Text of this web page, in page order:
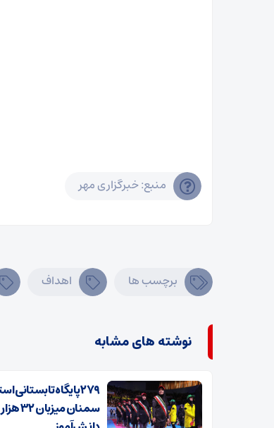
منبع: خبرگزاری مهر
برچسب ها اهداف
نوشته های مشابه
۲۷۹ پایگاه تابستانی
سمنان میزبان ۳۲ هزار